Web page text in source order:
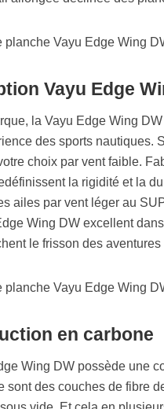
Vayu Edge
la Vayu Edge Wing
des sports nautiques.
choix par vent faible.
la rigidité et la
ailes par vent léger au
Wing DW excellent
le frisson des
en carbone
Wing DW possède une
sont des couches de fibre